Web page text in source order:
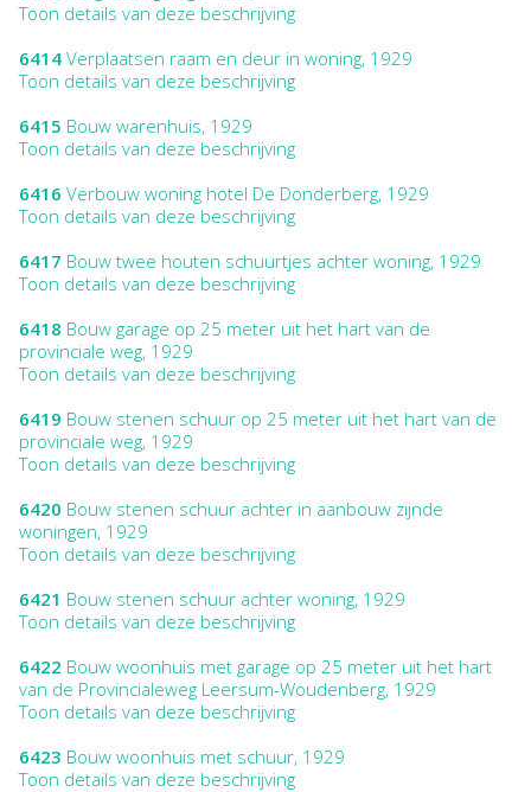
Toon details van deze beschrijving
6414 Verplaatsen raam en deur in woning, 1929
Toon details van deze beschrijving
6415 Bouw warenhuis, 1929
Toon details van deze beschrijving
6416 Verbouw woning hotel De Donderberg, 1929
Toon details van deze beschrijving
6417 Bouw twee houten schuurtjes achter woning, 1929
Toon details van deze beschrijving
6418 Bouw garage op 25 meter uit het hart van de
provinciale weg, 1929
Toon details van deze beschrijving
6419 Bouw stenen schuur op 25 meter uit het hart van de
provinciale weg, 1929
Toon details van deze beschrijving
6420 Bouw stenen schuur achter in aanbouw zijnde
woningen, 1929
Toon details van deze beschrijving
6421 Bouw stenen schuur achter woning, 1929
Toon details van deze beschrijving
6422 Bouw woonhuis met garage op 25 meter uit het hart
van de Provincialeweg Leersum-Woudenberg, 1929
Toon details van deze beschrijving
6423 Bouw woonhuis met schuur, 1929
Toon details van deze beschrijving